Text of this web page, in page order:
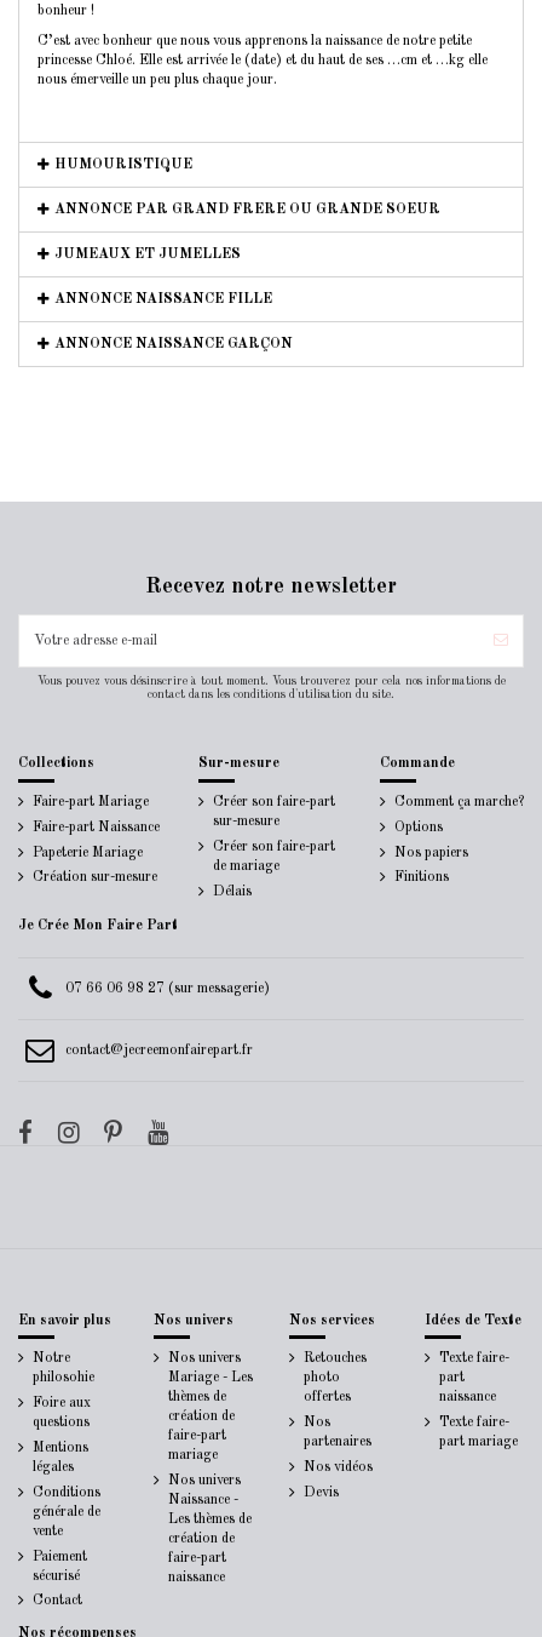
bonheur !
C’est avec bonheur que nous vous apprenons la naissance de notre petite
princesse Chloé. Elle est arrivée le (date) et du haut de ses …cm et …kg elle
nous émerveille un peu plus chaque jour.
HUMOURISTIQUE
ANNONCE PAR GRAND FRERE OU GRANDE SOEUR
JUMEAUX ET JUMELLES
ANNONCE NAISSANCE FILLE
ANNONCE NAISSANCE GARÇON
Recevez notre newsletter
Vous pouvez vous désinscrire à tout moment. Vous trouverez pour cela nos informations de
contact dans les conditions d'utilisation du site.
Collections
Faire-part Mariage
Faire-part Naissance
Papeterie Mariage
Création sur-mesure
Sur-mesure
Créer son faire-part
sur-mesure
Créer son faire-part
de mariage
Délais
Commande
Comment ça marche?
Options
Nos papiers
Finitions
Je Crée Mon Faire Part
07 66 06 98 27 (sur messagerie)
contact@jecreemonfairepart.fr
En savoir plus
Notre
philosohie
Foire aux
questions
Mentions
légales
Conditions
générale de
vente
Paiement
sécurisé
Contact
Nos univers
Nos univers
Mariage - Les
thèmes de
création de
faire-part
mariage
Nos univers
Naissance -
Les thèmes de
création de
faire-part
naissance
Nos services
Retouches
photo
offertes
Nos
partenaires
Nos vidéos
Devis
Idées de Texte
Texte faire-
part
naissance
Texte faire-
part mariage
Nos récompenses